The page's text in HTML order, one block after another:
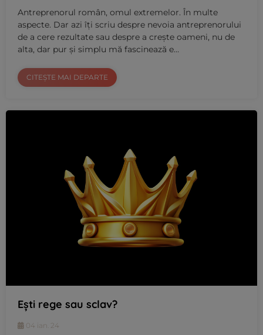
Antreprenorul român, omul extremelor. În multe
aspecte. Dar azi îți scriu despre nevoia antreprenorului
de a cere rezultate sau despre a crește oameni, nu de
alta, dar pur și simplu mă fascinează e…
CITEȘTE MAI DEPARTE
Ești rege sau sclav?
04 ian. 24